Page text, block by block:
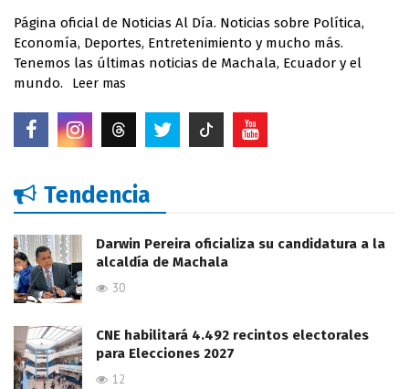
Página oficial de Noticias Al Día. Noticias sobre Política,
Economía, Deportes, Entretenimiento y mucho más.
Tenemos las últimas noticias de Machala, Ecuador y el
mundo.
Leer mas
Tendencia
Darwin Pereira oficializa su candidatura a la
alcaldía de Machala
30
CNE habilitará 4.492 recintos electorales
para Elecciones 2027
12